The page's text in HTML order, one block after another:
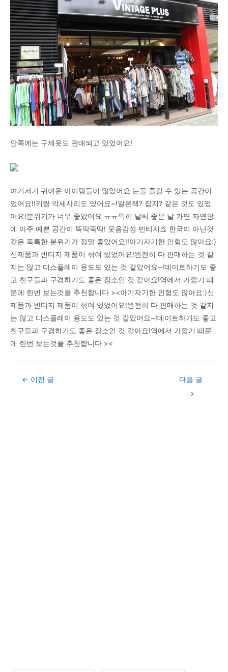
안쪽에는 구제옷도 판매되고 있었어요!
여기저기 귀여운 아이템들이 많았어요 눈을 즐길 수 있는 공간이
었어요!!키링 악세사리도 있어요~!일본책? 잡지? 같은 것도 있었
어요!분위기가 너무 좋았어요 ㅠㅠ특히 날씨 좋은 날 가면 자연광
에 아주 예쁜 공간이 뚝딱뚝딱! 웃음감성 빈티지죠 한국이 아닌것
같은 독특한 분위기가 정말 좋았어요!!아기자기한 인형도 많아요:)
신제품과 빈티지 제품이 섞여 있었어요!완전히 다 판매하는 것 같
지는 않고 디스플레이 용도도 있는 것 같았어요~!데이트하기도 좋
고 친구들과 구경하기도 좋은 장소인 것 같아요!역에서 가깝기 때
문에 한번 보는것을 추천합니다 ><아기자기한 인형도 많아요:)신
제품과 빈티지 제품이 섞여 있었어요!완전히 다 판매하는 것 같지
는 않고 디스플레이 용도도 있는 것 같았어요~!데이트하기도 좋고
친구들과 구경하기도 좋은 장소인 것 같아요!역에서 가깝기 때문
에 한번 보는것을 추천합니다 ><
Post← 이전 글
다음 글
→